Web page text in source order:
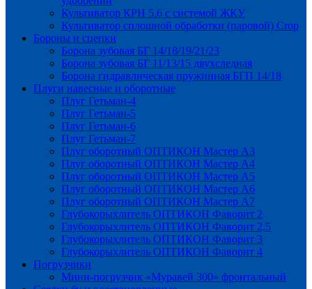
Культиватор КРН 5.6 с системой ЖКУ
Культиватор сплошной обработки (паровой) Crop
Бороны и сцепки
Борона зубовая БГ 14/18/19/21/23
Борона зубовая БГ 11/13/15 двухследная
Борона гидравлическая пружинная БГП 14/18
Плуги навесные и оборотные
Плуг Гетьман-4
Плуг Гетьман-5
Плуг Гетьман-6
Плуг Гетьман-7
Плуг оборотный ОПТИКОН Мастер А3
Плуг оборотный ОПТИКОН Мастер А4
Плуг оборотный ОПТИКОН Мастер А5
Плуг оборотный ОПТИКОН Мастер А6
Плуг оборотный ОПТИКОН Мастер А7
Глубокорыхлитель ОПТИКОН Фаворит 2
Глубокорыхлитель ОПТИКОН Фаворит 2,5
Глубокорыхлитель ОПТИКОН Фаворит 3
Глубокорыхлитель ОПТИКОН Фаворит 4
Погрузчики
Мини-погрузчик «Муравей 300» фронтальный